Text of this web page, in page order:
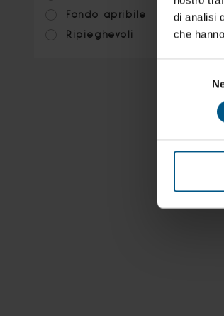
di analisi
che
Fondo apribile
Ripieghevoli